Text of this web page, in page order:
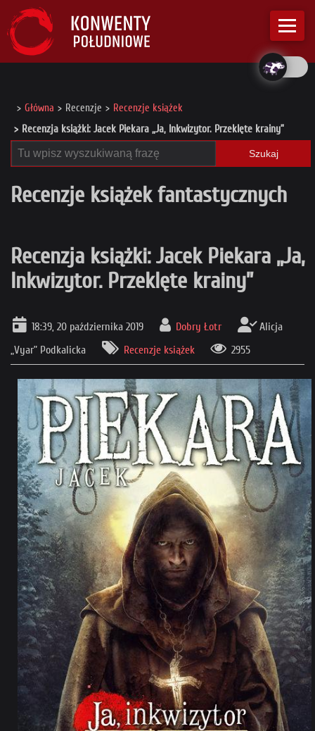
Główna Recenzje
Recenzje książek
Recenzja książki: Jacek Piekara „Ja, Inkwizytor. Przeklęte krainy”
Szukaj
Recenzje książek fantastycznych
Recenzja książki: Jacek Piekara „Ja,
Inkwizytor. Przeklęte krainy”
18:39, 20 października 2019 Dobry Łotr
Alicja
„Vyar” Podkalicka
Recenzje książek 2955